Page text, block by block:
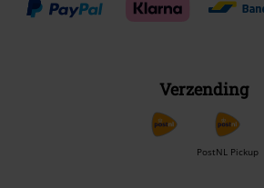
Verzending
PostNL Pickup